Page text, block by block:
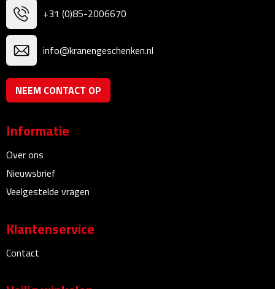
IJskrabbers
Parkeerschijven
Rijbewijs- & kentekenhoezen
Veiligheidssets
Fiets Accessoires
+31 (0)85-2006670
info@kranengeschenken.nl
NEEM CONTACT OP
Informatie
Over ons
Nieuwsbrief
Veelgestelde vragen
Klantenservice
Contact